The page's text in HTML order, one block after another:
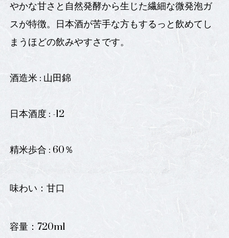
やかな甘さと自然発酵から生じた繊細な微発泡ガ
スが特徴。日本酒が苦手な方もするっと飲めてし
まうほどの飲みやすさです。
酒造米 : 山田錦
日本酒度 : -12
精米歩合 : 60％
味わい：甘口
容量：720ml